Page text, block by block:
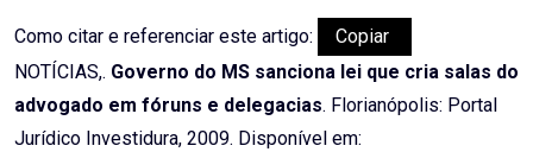
Como citar e referenciar este artigo:
Copiar
NOTÍCIAS,. Governo do MS sanciona lei que cria salas do
advogado em fóruns e delegacias. Florianópolis: Portal
Jurídico Investidura, 2009. Disponível em: